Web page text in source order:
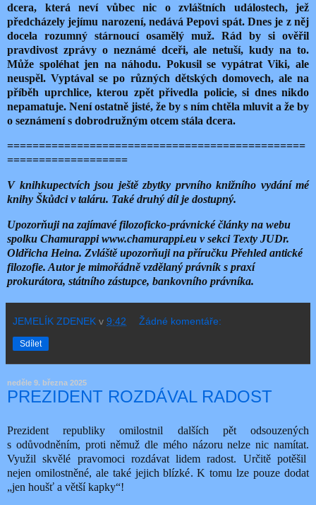
dcera, která neví vůbec nic o zvláštních událostech, jež
předcházely jejímu narození, nedává Pepovi spát. Dnes je z něj
docela rozumný stárnoucí osamělý muž. Rád by si ověřil
pravdivost zprávy o neznámé dceři, ale netuší, kudy na to.
Může spoléhat jen na náhodu. Pokusil se vypátrat Viki, ale
neuspěl. Vyptával se po různých dětských domovech, ale na
příběh uprchlice, kterou zpět přivedla policie, si dnes nikdo
nepamatuje. Není ostatně jisté, že by s ním chtěla mluvit a že by
o seznámení s dobrodružným otcem stála dcera.
===============================================
===================
V knihkupectvích jsou ještě zbytky prvního knižního vydání mé
knihy Škůdci v taláru. Také druhý díl je dostupný.
Upozorňuji na zajímavé filozoficko-právnické články na webu
spolku Chamurappi www.chamurappi.eu v sekci Texty JUDr.
Oldřicha Heina. Zvláště upozorňuji na příručku Přehled antické
filozofie. Autor je mimořádně vzdělaný právník s praxí
prokurátora, státního zástupce, bankovního právníka.
JEMELÍK ZDENEK v 9:42 Žádné komentáře:
Sdílet
neděle 9. března 2025
PREZIDENT ROZDÁVAL RADOST
Prezident republiky omilostnil dalších pět odsouzených
s odůvodněním, proti němuž dle mého názoru nelze nic namítat.
Využil skvělé pravomoci rozdávat lidem radost. Určitě potěšil
nejen omilostněné, ale také jejich blízké. K tomu lze pouze dodat
„jen houšť a větší kapky“!